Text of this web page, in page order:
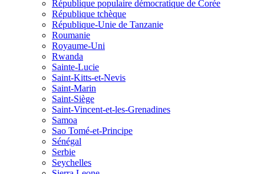
République populaire démocratique de Corée
République tchèque
République-Unie de Tanzanie
Roumanie
Royaume-Uni
Rwanda
Sainte-Lucie
Saint-Kitts-et-Nevis
Saint-Marin
Saint-Siège
Saint-Vincent-et-les-Grenadines
Samoa
Sao Tomé-et-Principe
Sénégal
Serbie
Seychelles